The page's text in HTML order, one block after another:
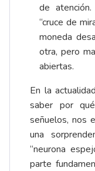
de
“cruce de
moneda
otra, pero
abiertas.
En la
saber por
señuelos, nos
una
“neurona
parte